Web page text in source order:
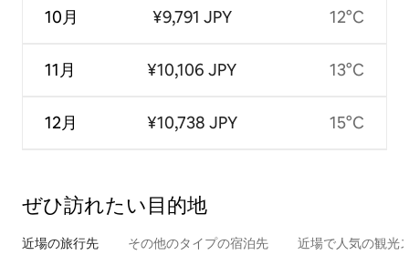
10月
11月
12月
¥9,791 JPY
¥10,106 JPY
¥10,738 JPY
12°C
13°C
15°C
ぜひ訪⁠れ⁠た⁠い目⁠的⁠地
近場の旅行先 その他のタ⁠イ⁠プ⁠の宿⁠泊⁠先 近場で人気の観光